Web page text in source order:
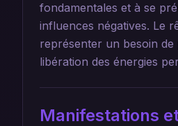
fondamentales et à se
influences négatives. Le
représenter un besoin
libération des énergies
Manifestations